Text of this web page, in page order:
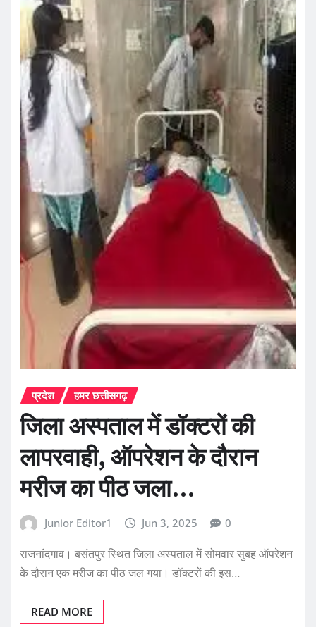
प्रदेश हमर छत्तीसगढ़
जिला अस्पताल में डॉक्टरों की
लापरवाही, ऑपरेशन के दौरान
मरीज का पीठ जला…
Junior Editor1 Jun 3, 2025 0
राजनांदगाव। बसंतपुर स्थित जिला अस्पताल में सोमवार सुबह ऑपरेशन
के दौरान एक मरीज का पीठ जल गया। डॉक्टरों की इस…
READ MORE